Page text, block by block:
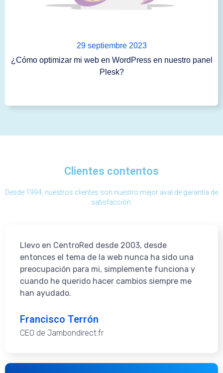
29 septiembre 2023
¿Cómo optimizar mi web en WordPress en nuestro panel
Plesk?
Clientes contentos
Desde 1994, nuestros clientes son nuestro mejor aval de garantía de
satisfacción.
Llevo en CentroRed desde 2003, desde
entonces el tema de la web nunca ha sido una
preocupación para mi, simplemente funciona y
cuando he querido hacer cambios siempre me
han ayudado.
Francisco Terrón
CEO de Jambondirect.fr